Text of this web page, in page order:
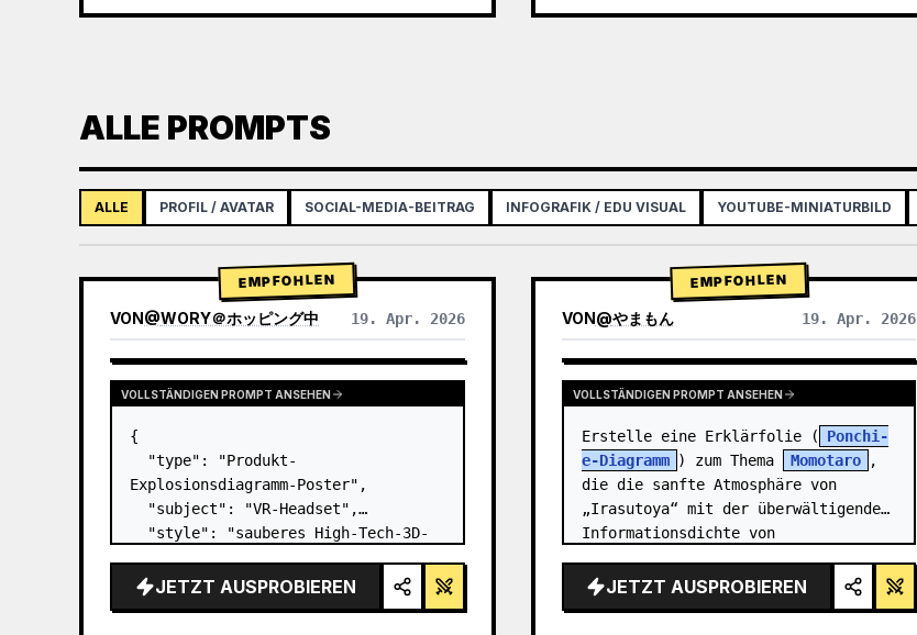
ALLE PROMPTS
ALLE PROFIL / AVATAR SOCIAL-MEDIA-BEITRAG INFOGRAFIK / EDU VISUAL YOUTUBE-MINIATURBILD
EMPFOHLEN
VON@WORY＠ホッピング中 19. Apr. 2026
VOLLSTÄNDIGEN PROMPT ANSEHEN
{
  "type": "Produkt-
Explosionsdiagramm-Poster",
  "subject": "VR-Headset",
  "style": "sauberes High-Tech-3D-
leuchtende Akzente",
  "background": "{argument
JETZT AUSPROBIEREN
EMPFOHLEN
VON@やまもん 19. Apr. 2026
ERGEBNISSE ANDERER MODELLE ANZEIGEN
VOLLSTÄNDIGEN PROMPT ANSEHEN
Erstelle eine Erklärfolie (
Ponchi-
e-Diagramm ) zum Thema Momotaro
,
die die sanfte Atmosphäre von
„Irasutoya“ mit der überwältigenden
Informationsdichte von
JETZT AUSPROBIEREN